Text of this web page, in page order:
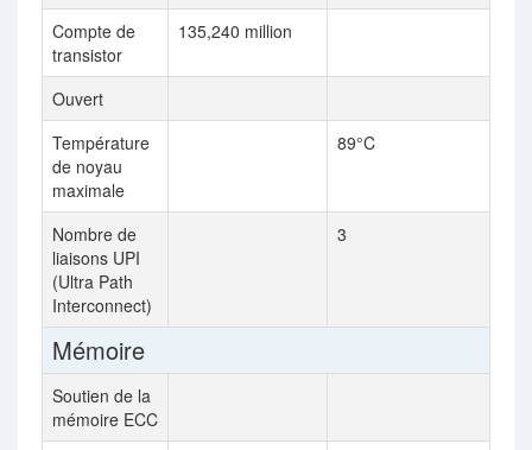
Compte de
transistor
135,240 million
Ouvert
Température
de noyau
maximale
89°C
Nombre de
liaisons UPI
(Ultra Path
Interconnect)
3
Mémoire
Soutien de la
mémoire ECC